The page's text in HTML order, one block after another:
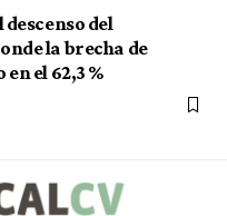
del
la brecha de
el 62,3 %